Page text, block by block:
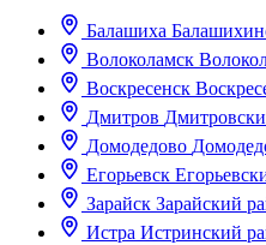
Балашиха
Волоколамск
Воскресенск
Дмитров
Домодедово
Егорьевск
Зарайск Зарайский
Истра Истринский